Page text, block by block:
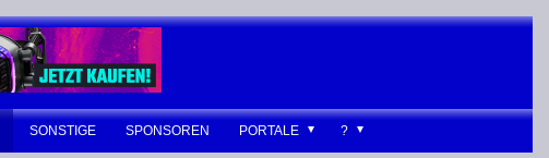
SONSTIGE SPONSOREN PORTALE ?